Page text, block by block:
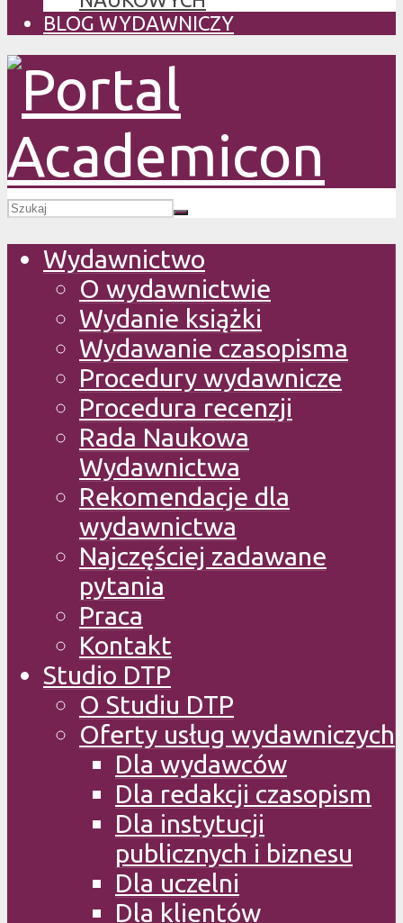
BLOG WYDAWNICZY
Wydawnictwo
O wydawnictwie
Wydanie książki
Wydawanie czasopisma
Procedury wydawnicze
Procedura recenzji
Rada Naukowa
Wydawnictwa
Rekomendacje dla
wydawnictwa
Najczęściej zadawane
pytania
Praca
Kontakt
Studio DTP
O Studiu DTP
Oferty usług wydawniczych
Dla wydawców
Dla redakcji czasopism
Dla instytucji
publicznych i biznesu
Dla uczelni
Dla klientów